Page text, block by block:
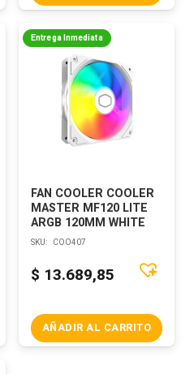
Entrega Inmediata
FAN COOLER COOLER
MASTER MF120 LITE
ARGB 120MM WHITE
SKU: COO407
$ 13.689,85
AÑADIR AL CARRITO